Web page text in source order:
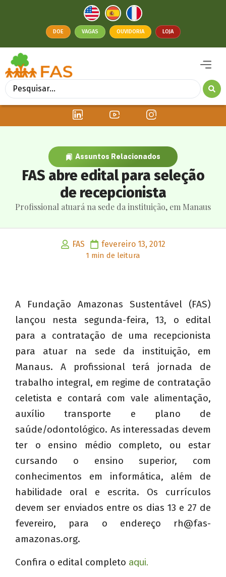
DOE VAGAS OUVIDORIA LOJA
Assuntos Relacionados
FAS abre edital para seleção
de recepcionista
Profissional atuará na sede da instituição, em Manaus
FAS fevereiro 13, 2012
1 min de leitura
A Fundação Amazonas Sustentável (FAS)
lançou nesta segunda-feira, 13, o edital
para a contratação de uma recepcionista
para atuar na sede da instituição, em
Manaus. A profissional terá jornada de
trabalho integral, em regime de contratação
celetista e contará com vale alimentação,
auxílio transporte e plano de
saúde/odontológico. As interessadas devem
ter o ensino médio completo, ou estar
cursando o ensino superior, com
conhecimentos em informática, além de
habilidade oral e escrita. Os currículos
devem ser enviados entre os dias 13 e 27 de
fevereiro, para o endereço rh@fas-
amazonas.org.
Confira o edital completo aqui.